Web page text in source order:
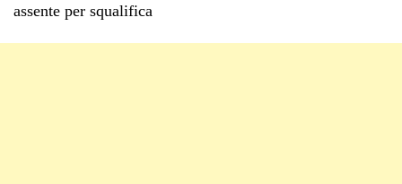
assente per squalifica